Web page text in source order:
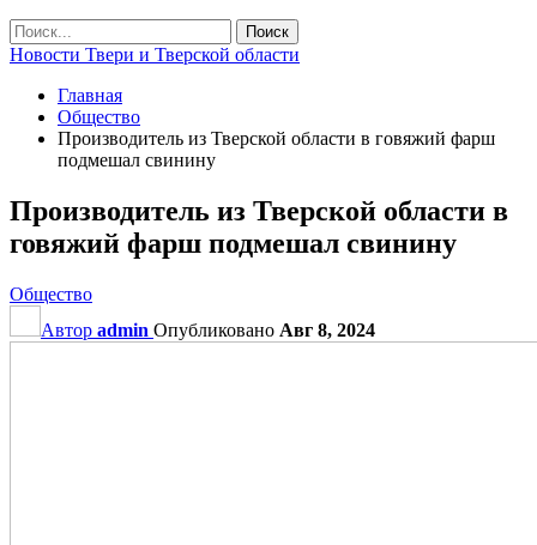
Новости Твери и Тверской области
Главная
Общество
Производитель из Тверской области в говяжий фарш
подмешал свинину
Производитель из Тверской области в
говяжий фарш подмешал свинину
Общество
Автор admin Опубликовано Авг 8, 2024